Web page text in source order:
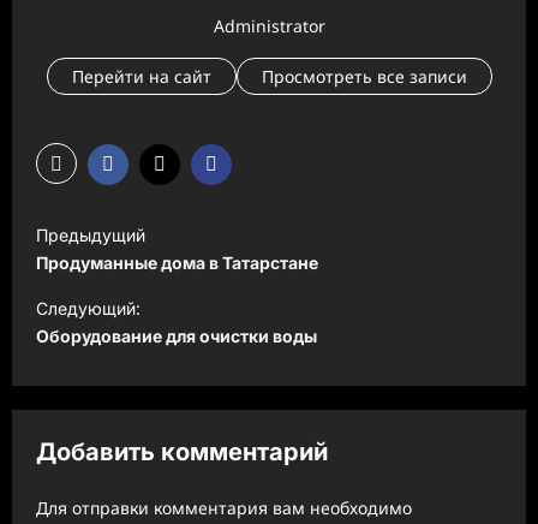
Administrator
Перейти на сайт Просмотреть все записи
а
в
и
а
ц
Предыдущий
Продуманные дома в Татарстане
Следующий:
Оборудование для очистки воды
Добавить комментарий
Для отправки комментария вам необходимо